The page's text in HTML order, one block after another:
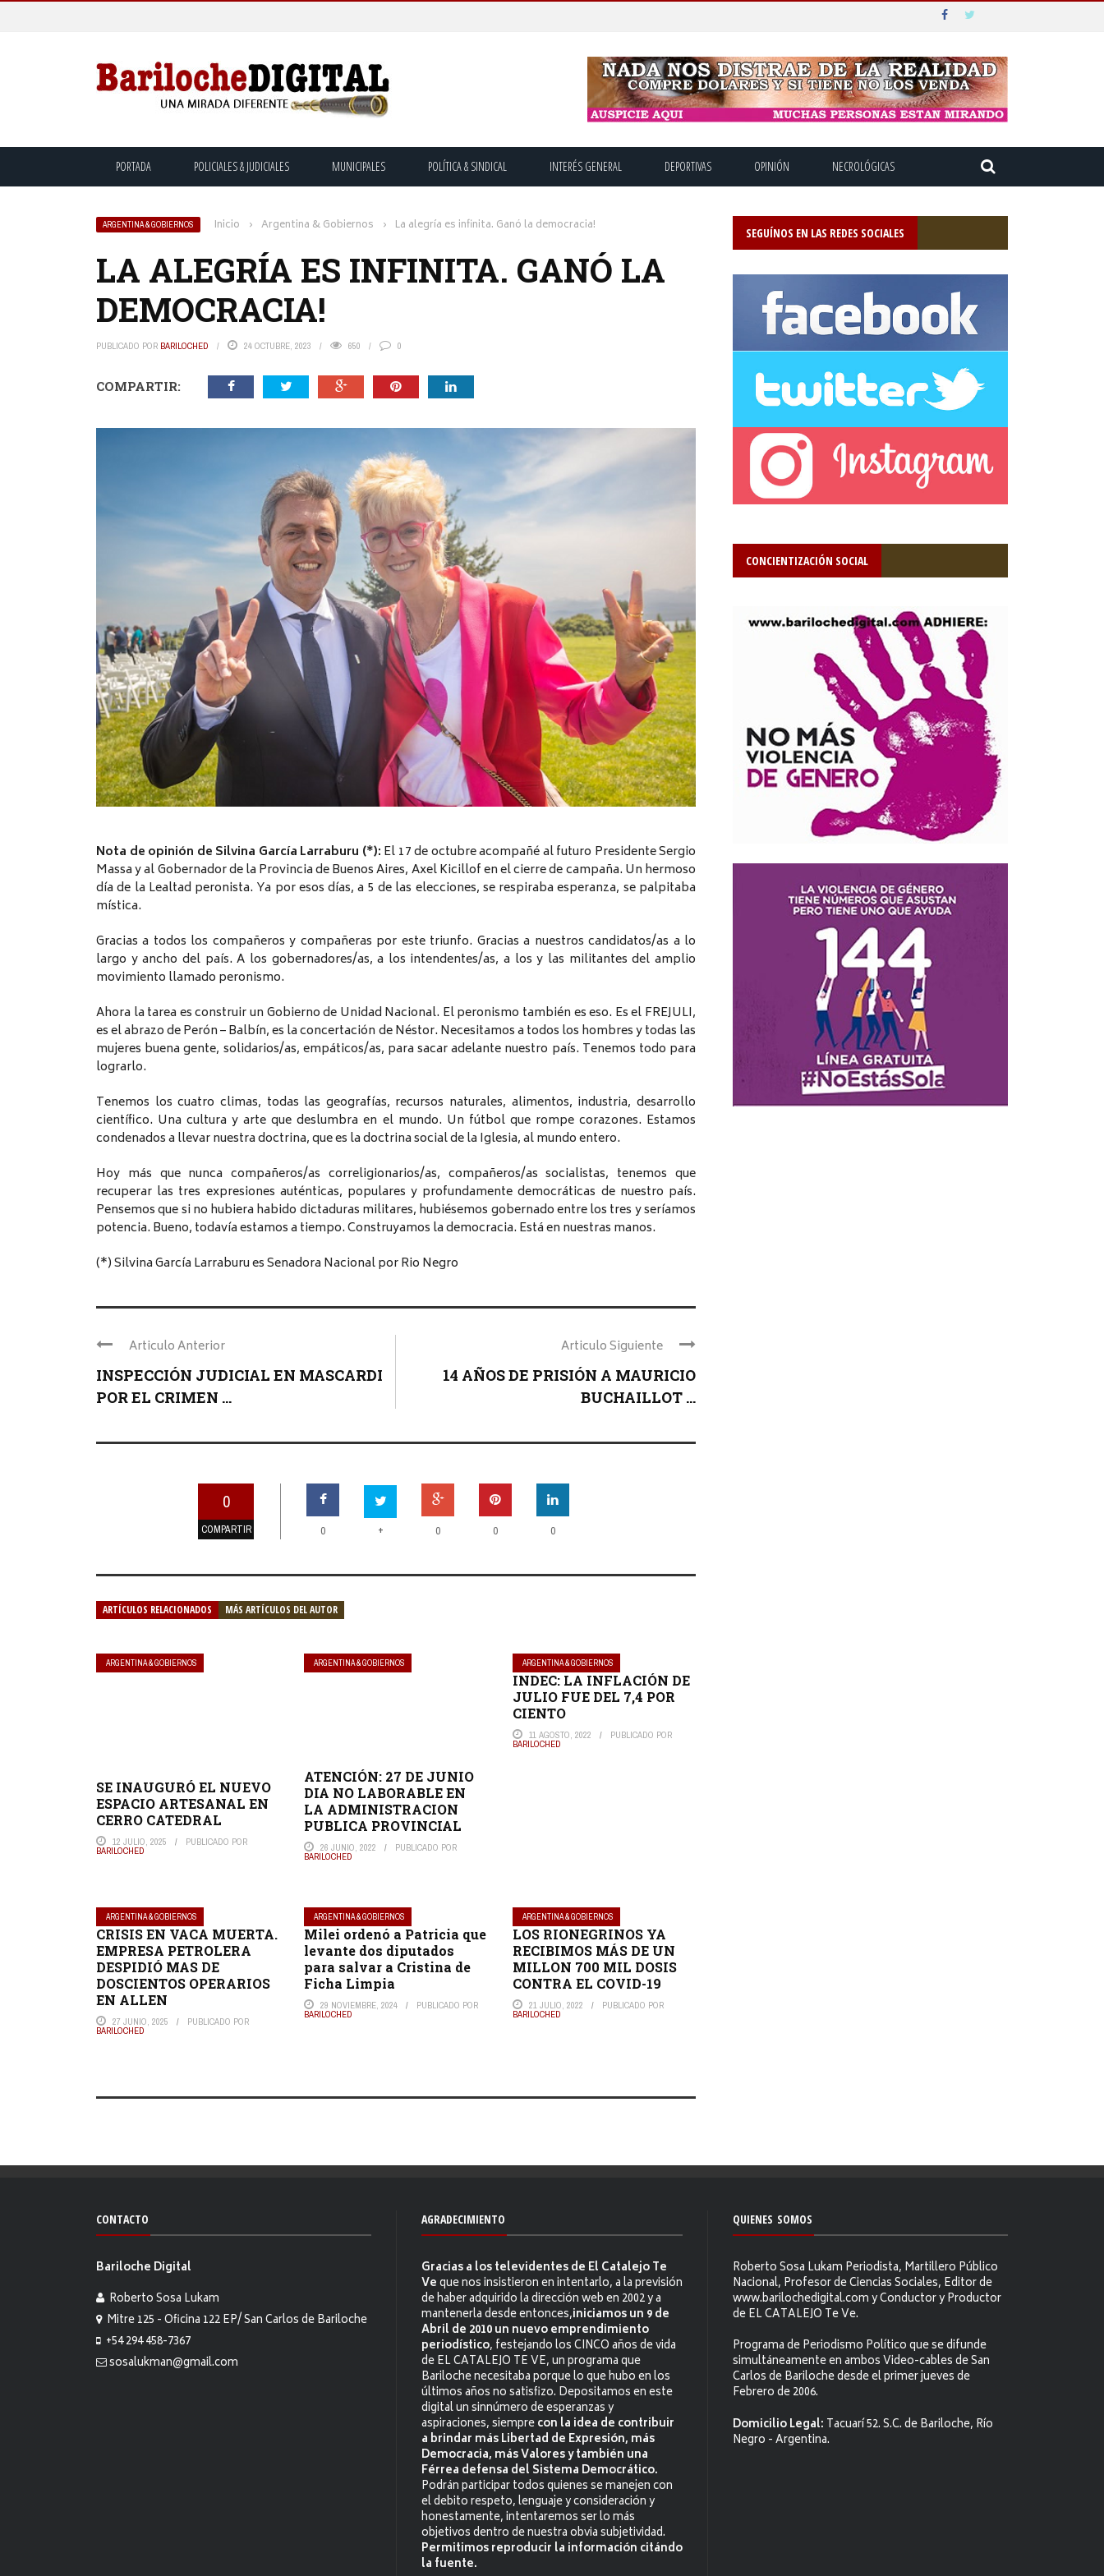
PORTADA POLICIALES & JUDICIALES MUNICIPALES POLÍTICA & SINDICAL INTERÉS GENERAL DEPORTIVAS OPINIÓN NECROLÓGICAS
ARGENTINA & GOBIERNOS Inicio › Argentina & Gobiernos › La alegría es infinita. Ganó la democracia!
LA ALEGRÍA ES INFINITA. GANÓ LA
DEMOCRACIA!
PUBLICADO POR BARILOCHED 24 OCTUBRE, 2023 650 0
COMPARTIR:
Nota de opinión de Silvina García Larraburu (*): El 17 de octubre acompañé al futuro Presidente Sergio
Massa y al Gobernador de la Provincia de Buenos Aires, Axel Kicillof en el cierre de campaña. Un hermoso
día de la Lealtad peronista. Ya por esos días, a 5 de las elecciones, se respiraba esperanza, se palpitaba
mística.
Gracias a todos los compañeros y compañeras por este triunfo. Gracias a nuestros candidatos/as a lo
largo y ancho del país. A los gobernadores/as, a los intendentes/as, a los y las militantes del amplio
movimiento llamado peronismo.
Ahora la tarea es construir un Gobierno de Unidad Nacional. El peronismo también es eso. Es el FREJULI,
es el abrazo de Perón – Balbín, es la concertación de Néstor. Necesitamos a todos los hombres y todas las
mujeres buena gente, solidarios/as, empáticos/as, para sacar adelante nuestro país. Tenemos todo para
lograrlo.
Tenemos los cuatro climas, todas las geografías, recursos naturales, alimentos, industria, desarrollo
científico. Una cultura y arte que deslumbra en el mundo. Un fútbol que rompe corazones. Estamos
condenados a llevar nuestra doctrina, que es la doctrina social de la Iglesia, al mundo entero.
Hoy más que nunca compañeros/as correligionarios/as, compañeros/as socialistas, tenemos que
recuperar las tres expresiones auténticas, populares y profundamente democráticas de nuestro país.
Pensemos que si no hubiera habido dictaduras militares, hubiésemos gobernado entre los tres y seríamos
potencia. Bueno, todavía estamos a tiempo. Construyamos la democracia. Está en nuestras manos.
(*) Silvina García Larraburu es Senadora Nacional por Rio Negro
Articulo Anterior
INSPECCIÓN JUDICIAL EN MASCARDI
POR EL CRIMEN ...
Articulo Siguiente
14 AÑOS DE PRISIÓN A MAURICIO
BUCHAILLOT ...
0
COMPARTIR 0 + 0 0 0
ARTÍCULOS RELACIONADOS MÁS ARTÍCULOS DEL AUTOR
ARGENTINA & GOBIERNOS
SE INAUGURÓ EL NUEVO
ESPACIO ARTESANAL EN
CERRO CATEDRAL
12 JULIO, 2025 PUBLICADO POR
BARILOCHED
ARGENTINA & GOBIERNOS
ATENCIÓN: 27 DE JUNIO
DIA NO LABORABLE EN
LA ADMINISTRACION
PUBLICA PROVINCIAL
26 JUNIO, 2022 PUBLICADO POR
BARILOCHED
ARGENTINA & GOBIERNOS
INDEC: LA INFLACIÓN DE
JULIO FUE DEL 7,4 POR
CIENTO
11 AGOSTO, 2022 PUBLICADO POR
BARILOCHED
ARGENTINA & GOBIERNOS
CRISIS EN VACA MUERTA.
EMPRESA PETROLERA
DESPIDIÓ MAS DE
DOSCIENTOS OPERARIOS
EN ALLEN
27 JUNIO, 2025 PUBLICADO POR
BARILOCHED
ARGENTINA & GOBIERNOS
Milei ordenó a Patricia que
levante dos diputados
para salvar a Cristina de
Ficha Limpia
29 NOVIEMBRE, 2024 PUBLICADO POR
BARILOCHED
ARGENTINA & GOBIERNOS
LOS RIONEGRINOS YA
RECIBIMOS MÁS DE UN
MILLON 700 MIL DOSIS
CONTRA EL COVID-19
21 JULIO, 2022 PUBLICADO POR
BARILOCHED
SEGUÍNOS EN LAS REDES SOCIALES
CONCIENTIZACIÓN SOCIAL
CONTACTO
Bariloche Digital
Roberto Sosa Lukam
Mitre 125 - Oficina 122 EP/ San Carlos de Bariloche
+54 294 458-7367
sosalukman@gmail.com
AGRADECIMIENTO
Gracias a los televidentes de El Catalejo Te
Veque nos insistieron en intentarlo, a la previsión
de haber adquirido la dirección web en 2002 y a
mantenerla desde entonces,iniciamos un 9 de
Abril de 2010 un nuevo emprendimiento
periodístico, festejando los CINCO años de vida
de EL CATALEJO TE VE, un programa que
Bariloche necesitaba porque lo que hubo en los
últimos años no satisfizo. Depositamos en este
digital un sinnúmero de esperanzas y
aspiraciones, siemprecon la idea de contribuir
a brindar más Libertad de Expresión, más
Democracia, más Valores y también una
Férrea defensa del Sistema Democrático.
Podrán participar todos quienes se manejen con
el debito respeto, lenguaje y consideración y
honestamente, intentaremos ser lo más
objetivos dentro de nuestra obvia subjetividad.
Permitimos reproducir la información citándo
la fuente.
QUIENES SOMOS
Roberto Sosa Lukam Periodista, Martillero Público
Nacional, Profesor de Ciencias Sociales, Editor de
www.barilochedigital.com y Conductor y Productor
de EL CATALEJO Te Ve.
Programa de Periodismo Político que se difunde
simultáneamente en ambos Video-cables de San
Carlos de Bariloche desde el primer jueves de
Febrero de 2006.
Domicilio Legal: Tacuarí 52. S.C. de Bariloche, Río
Negro - Argentina.